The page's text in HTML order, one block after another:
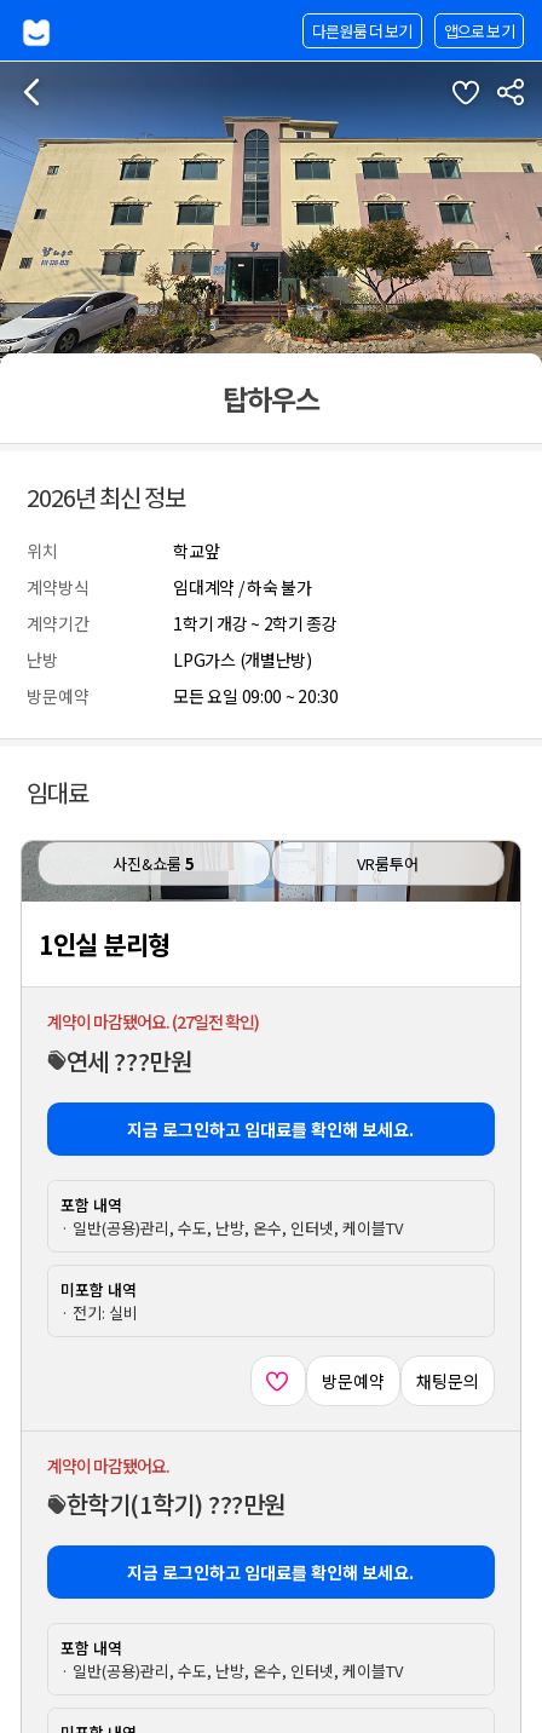
앱으로 보기
다른원룸 더 보기
탑하우스
2026년 최신 정보
위치
학교앞
계약방식
임대계약 / 하숙 불가
계약기간
1학기 개강 ~ 2학기 종강
난방
LPG가스 (개별난방)
방문예약
모든 요일 09:00 ~ 20:30
임대료
사진&쇼룸5 VR룸투어
1인실 분리형
계약이 마감됐어요. (27일전 확인)
연세 ???만원
지금 로그인하고 임대료를 확인해 보세요.
포함 내역
· 일반(공용)관리, 수도, 난방, 온수, 인터넷, 케이블TV
미포함 내역
· 전기: 실비
방문예약 채팅문의
계약이 마감됐어요.
한학기(1학기) ???만원
지금 로그인하고 임대료를 확인해 보세요.
포함 내역
· 일반(공용)관리, 수도, 난방, 온수, 인터넷, 케이블TV